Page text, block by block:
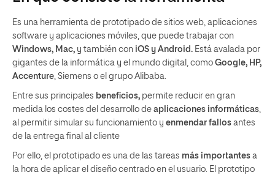
Es una herramienta de prototipado de sitios web, aplicaciones
software y aplicaciones móviles, que puede trabajar con
Windows, Mac, y también con iOS y Android. Está avalada por
gigantes de la informática y el mundo digital, como Google, HP,
Accenture, Siemens o el grupo Alibaba.
Entre sus principales beneficios, permite reducir en gran
medida los costes del desarrollo de aplicaciones informáticas,
al permitir simular su funcionamiento y enmendar fallos antes
de la entrega final al cliente
Por ello, el prototipado es una de las tareas más importantes a
la hora de aplicar el diseño centrado en el usuario. El prototipo